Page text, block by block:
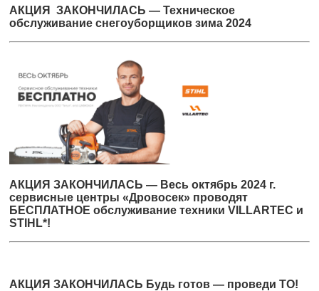
АКЦИЯ ЗАКОНЧИЛАСЬ — Техническое
обслуживание снегоуборщиков зима 2024
АКЦИЯ ЗАКОНЧИЛАСЬ — Весь октябрь 2024 г.
сервисные центры «Дровосек» проводят
БЕСПЛАТНОЕ обслуживание техники VILLARTEC и
STIHL*!
АКЦИЯ ЗАКОНЧИЛАСЬ Будь готов — проведи ТО!